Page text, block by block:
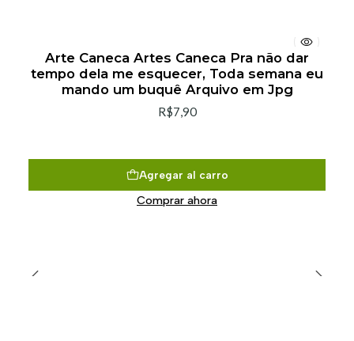
Arte Caneca Artes Caneca Pra não dar
tempo dela me esquecer, Toda semana eu
mando um buquê Arquivo em Jpg
R$7,90
Agregar al carro
Comprar ahora